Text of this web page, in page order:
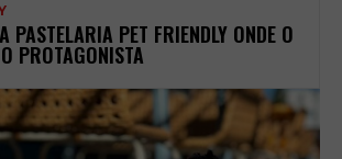
PASTELARIA PET FRIENDLY ONDE O
PROTAGONISTA